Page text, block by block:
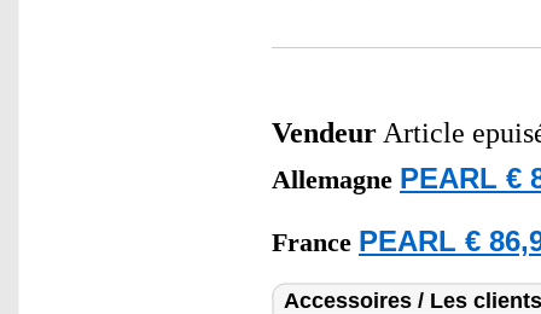
Vendeur Article
Allemagne PEARL €
France PEARL €
Accessoires / Les